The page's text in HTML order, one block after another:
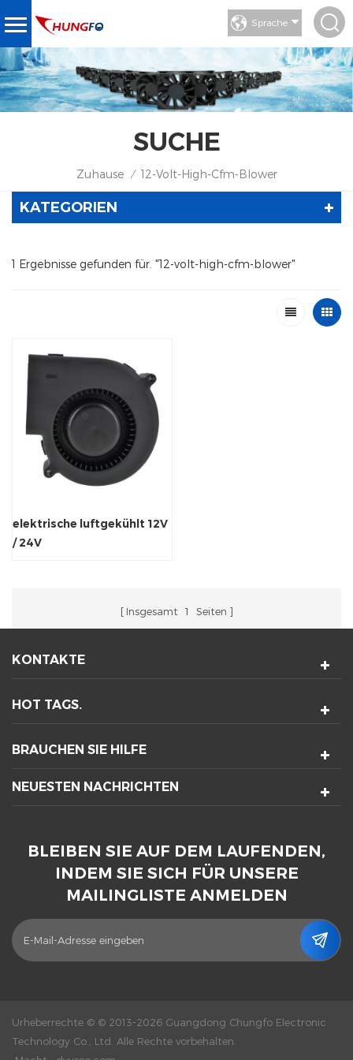
Sprache
SUCHE
Zuhause / 12-Volt-High-Cfm-Blower
KATEGORIEN
1 Ergebnisse gefunden für. "12-volt-high-cfm-blower"
elektrische luftgekühlt 12V
/ 24V
Insgesamt 1 Seiten
KONTAKTE
HOT TAGS.
BRAUCHEN SIE HILFE
NEUESTEN NACHRICHTEN
BLEIBEN SIE AUF DEM LAUFENDEN,
INDEM SIE SICH FÜR UNSERE
MAILINGLISTE ANMELDEN
Urheberrechte © © 2013-2026 Guangdong Chungfo Electronic
Technology Co., Ltd. Alle Rechte vorbehalten.